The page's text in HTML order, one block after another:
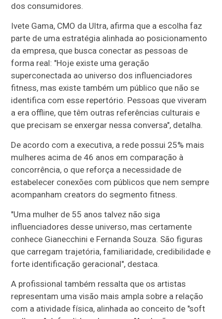
dos consumidores.
Ivete Gama, CMO da Ultra, afirma que a escolha faz
parte de uma estratégia alinhada ao posicionamento
da empresa, que busca conectar as pessoas de
forma real: "Hoje existe uma geração
superconectada ao universo dos influenciadores
fitness, mas existe também um público que não se
identifica com esse repertório. Pessoas que viveram
a era offline, que têm outras referências culturais e
que precisam se enxergar nessa conversa", detalha.
De acordo com a executiva, a rede possui 25% mais
mulheres acima de 46 anos em comparação à
concorrência, o que reforça a necessidade de
estabelecer conexões com públicos que nem sempre
acompanham creators do segmento fitness.
"Uma mulher de 55 anos talvez não siga
influenciadores desse universo, mas certamente
conhece Gianecchini e Fernanda Souza. São figuras
que carregam trajetória, familiaridade, credibilidade e
forte identificação geracional", destaca.
A profissional também ressalta que os artistas
representam uma visão mais ampla sobre a relação
com a atividade física, alinhada ao conceito de "soft